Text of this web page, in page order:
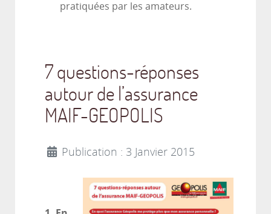
pratiquées par les amateurs.
7 questions-réponses
autour de l’assurance
MAIF-GEOPOLIS
Publication : 3 Janvier 2015